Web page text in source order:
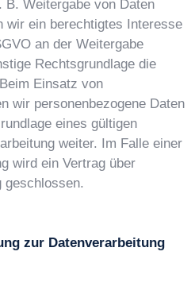
Weitergabe von Daten
wir ein berechtigtes Interesse
an der Weitergabe
Rechtsgrundlage die
Einsatz von
wir personenbezogene Daten
eines gültigen
weiter. Im Falle einer
wird ein Vertrag über
geschlossen.
zur Datenverarbeitung